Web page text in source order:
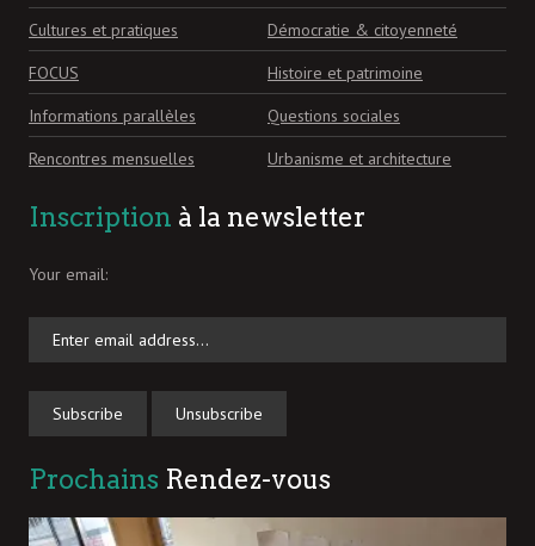
Cultures et pratiques
Démocratie & citoyenneté
FOCUS
Histoire et patrimoine
Informations parallèles
Questions sociales
Rencontres mensuelles
Urbanisme et architecture
Inscription à la newsletter
Your email:
Prochains Rendez-vous